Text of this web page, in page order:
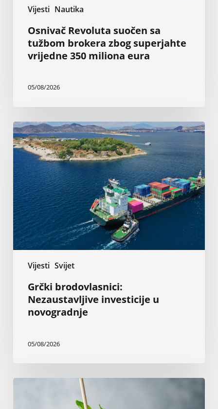
Vijesti Nautika
Osnivač Revoluta suočen sa
tužbom brokera zbog superjahte
vrijedne 350 miliona eura
05/08/2026
Vijesti Svijet
Grčki
brodovlasnici:
Nezaustavljive
investicije
u
novogradnje
Grčki brodovlasnici:
Nezaustavljive investicije u
novogradnje
05/08/2026